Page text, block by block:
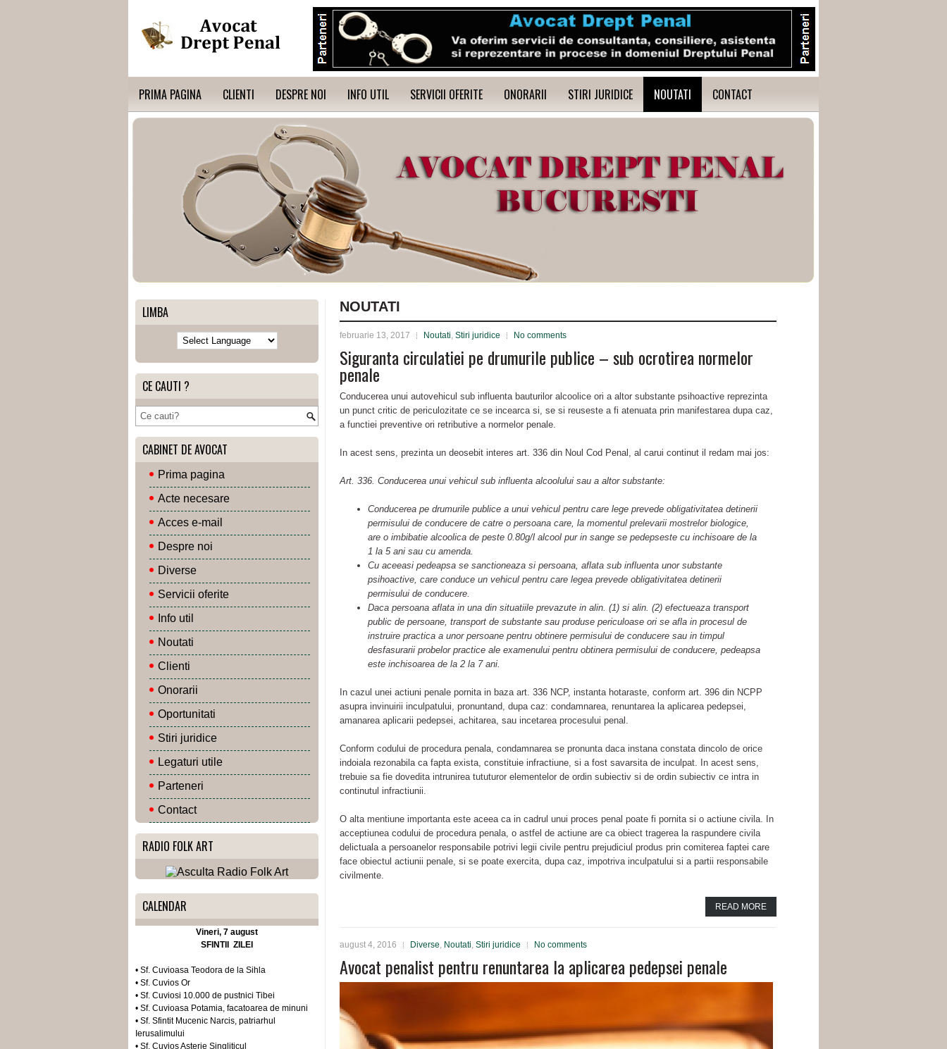
PRIMA PAGINA CLIENTI DESPRE NOI INFO UTIL SERVICII OFERITE ONORARII STIRI JURIDICE NOUTATI CONTACT
NOUTATI
februarie 13, 2017 Noutati, Stiri juridice No comments
Siguranta circulatiei pe drumurile publice – sub ocrotirea normelor
penale
Conducerea unui autovehicul sub influenta bauturilor alcoolice ori a altor substante psihoactive reprezinta
un punct critic de periculozitate ce se incearca si, se si reuseste a fi atenuata prin manifestarea dupa caz,
a functiei preventive ori retributive a normelor penale.
In acest sens, prezinta un deosebit interes art. 336 din Noul Cod Penal, al carui continut il redam mai jos:
Art. 336. Conducerea unui vehicul sub influenta alcoolului sau a altor substante:
Conducerea pe drumurile publice a unui vehicul pentru care lege prevede obligativitatea detinerii
permisului de conducere de catre o persoana care, la momentul prelevarii mostrelor biologice,
are o imbibatie alcoolica de peste 0.80g/l alcool pur in sange se pedepseste cu inchisoare de la
1 la 5 ani sau cu amenda.
Cu aceeasi pedeapsa se sanctioneaza si persoana, aflata sub influenta unor substante
psihoactive, care conduce un vehicul pentru care legea prevede obligativitatea detinerii
permisului de conducere.
Daca persoana aflata in una din situatiile prevazute in alin. (1) si alin. (2) efectueaza transport
public de persoane, transport de substante sau produse periculoase ori se afla in procesul de
instruire practica a unor persoane pentru obtinere permisului de conducere sau in timpul
desfasurarii probelor practice ale examenului pentru obtinera permisului de conducere, pedeapsa
este inchisoarea de la 2 la 7 ani.
In cazul unei actiuni penale pornita in baza art. 336 NCP, instanta hotaraste, conform art. 396 din NCPP
asupra invinuirii inculpatului, pronuntand, dupa caz: condamnarea, renuntarea la aplicarea pedepsei,
amanarea aplicarii pedepsei, achitarea, sau incetarea procesului penal.
Conform codului de procedura penala, condamnarea se pronunta daca instana constata dincolo de orice
indoiala rezonabila ca fapta exista, constituie infractiune, si a fost savarsita de inculpat. In acest sens,
trebuie sa fie dovedita intrunirea tututuror elementelor de ordin subiectiv si de ordin subiectiv ce intra in
continutul infractiunii.
O alta mentiune importanta este aceea ca in cadrul unui proces penal poate fi pornita si o actiune civila. In
acceptiunea codului de procedura penala, o astfel de actiune are ca obiect tragerea la raspundere civila
delictuala a persoanelor responsabile potrivi legii civile pentru prejudiciul produs prin comiterea faptei care
face obiectul actiunii penale, si se poate exercita, dupa caz, impotriva inculpatului si a partii responsabile
civilmente.
READ MORE
august 4, 2016 Diverse, Noutati, Stiri juridice No comments
Avocat penalist pentru renuntarea la aplicarea pedepsei penale
LIMBA
CE CAUTI ?
CABINET DE AVOCAT
Prima pagina
Acte necesare
Acces e-mail
Despre noi
Diverse
Servicii oferite
Info util
Noutati
Clienti
Onorarii
Oportunitati
Stiri juridice
Legaturi utile
Parteneri
Contact
RADIO FOLK ART
CALENDAR
Vineri, 7 august
SFINTII ZILEI
• Sf. Cuvioasa Teodora de la Sihla
• Sf. Cuvios Or
• Sf. Cuviosi 10.000 de pustnici Tibei
• Sf. Cuvioasa Potamia, facatoarea de minuni
• Sf. Sfintit Mucenic Narcis, patriarhul
Ierusalimului
• Sf. Cuvios Asterie Singliticul